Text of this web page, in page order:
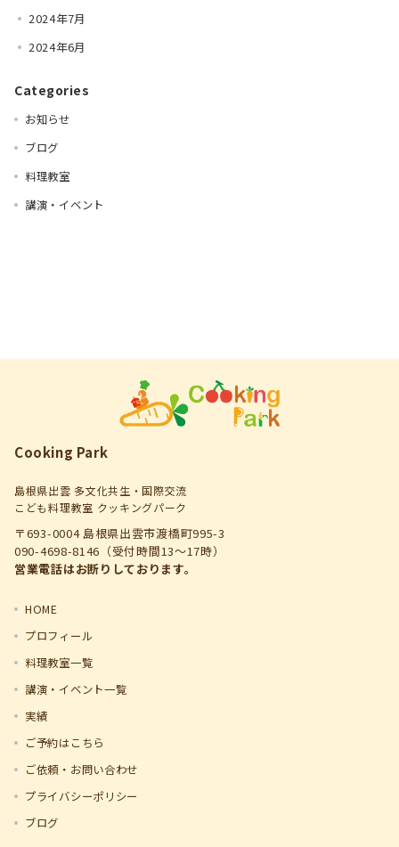
2024年7月
2024年6月
Categories
お知らせ
ブログ
料理教室
講演・イベント
Cooking Park
島根県出雲 多文化共生・国際交流
こども料理教室 クッキングパーク
〒693-0004 島根県出雲市渡橋町995-3
090-4698-8146（受付時間13～17時）
営業電話はお断りしております。
HOME
プロフィール
料理教室一覧
講演・イベント一覧
実績
ご予約はこちら
ご依頼・お問い合わせ
プライバシーポリシー
ブログ